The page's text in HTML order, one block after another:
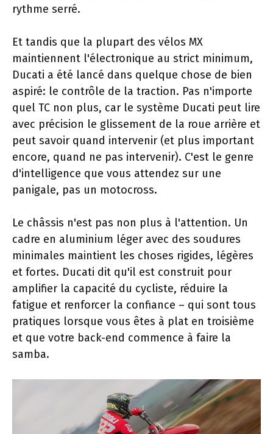
rythme serré.
Et tandis que la plupart des vélos MX
maintiennent l'électronique au strict minimum,
Ducati a été lancé dans quelque chose de bien
aspiré: le contrôle de la traction. Pas n'importe
quel TC non plus, car le système Ducati peut lire
avec précision le glissement de la roue arrière et
peut savoir quand intervenir (et plus important
encore, quand ne pas intervenir). C'est le genre
d'intelligence que vous attendez sur une
panigale, pas un motocross.
Le châssis n'est pas non plus à l'attention. Un
cadre en aluminium léger avec des soudures
minimales maintient les choses rigides, légères
et fortes. Ducati dit qu'il est construit pour
amplifier la capacité du cycliste, réduire la
fatigue et renforcer la confiance – qui sont tous
pratiques lorsque vous êtes à plat en troisième
et que votre back-end commence à faire la
samba.